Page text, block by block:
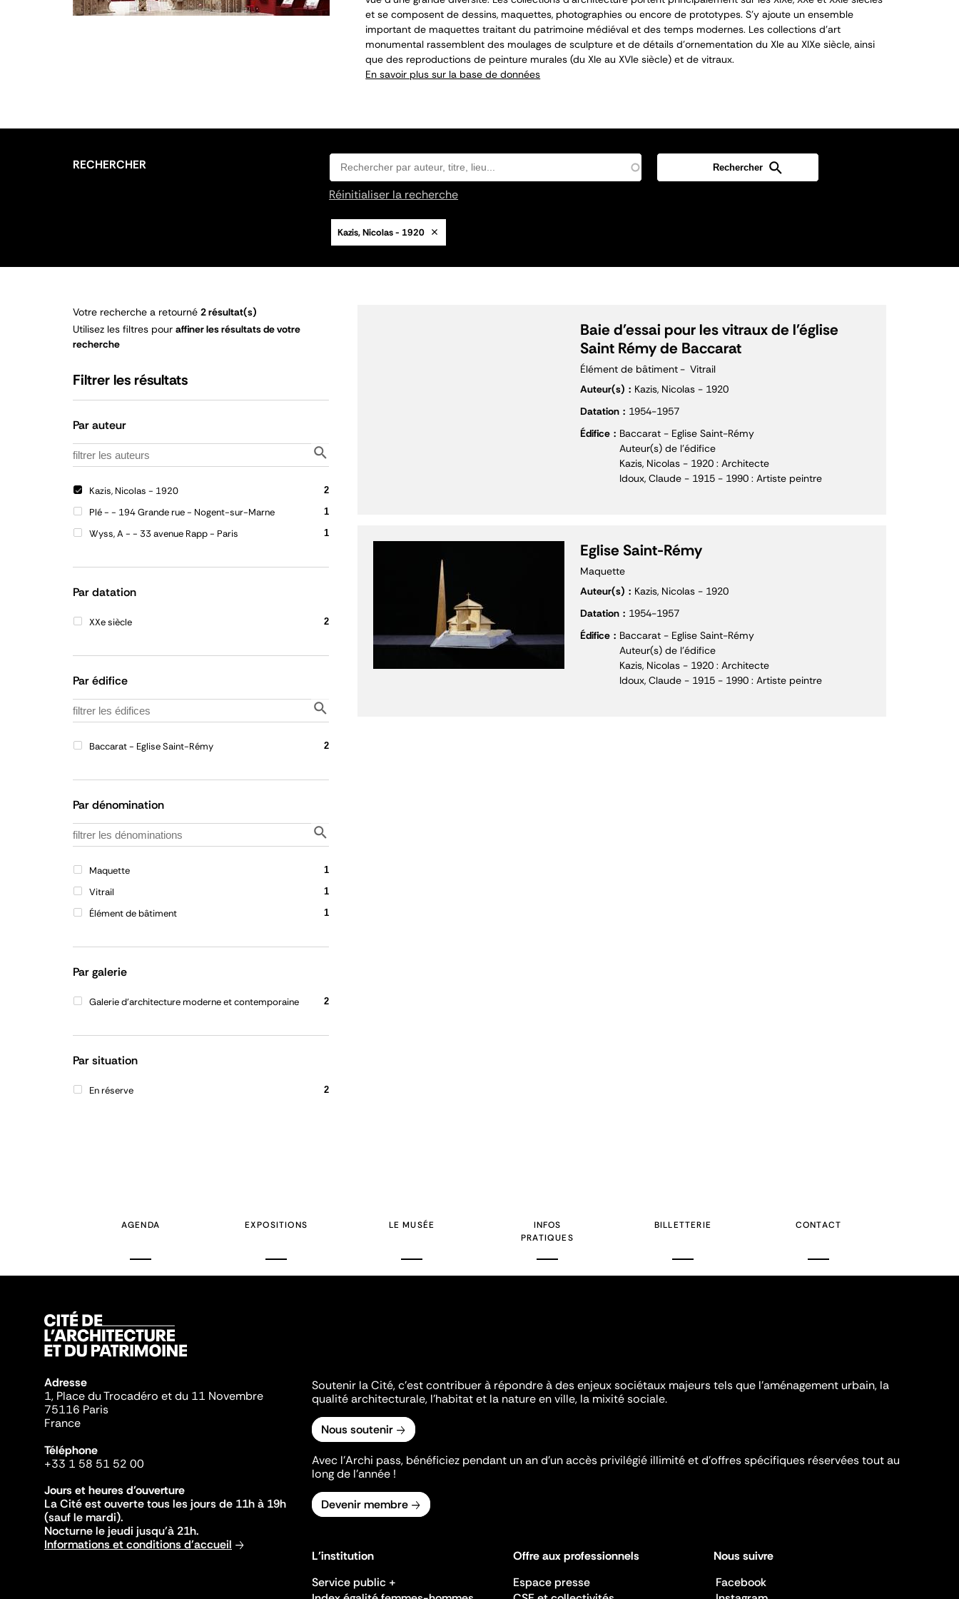
et se composent de dessins, maquettes, photographies ou encore de prototypes. S’y ajoute un ensemble
important de maquettes traitant du patrimoine médiéval et des temps modernes. Les collections d’art
monumental rassemblent des moulages de sculpture et de détails d’ornementation du XIe au XIXe siècle, ainsi
que des reproductions de peinture murales (du XIe au XVIe siècle) et de vitraux.
En savoir plus sur la base de données
RECHERCHER
Réinitialiser la recherche
Kazis, Nicolas - 1920
Votre recherche a retourné 2 résultat(s)
Utilisez les filtres pour affiner les résultats de votre
recherche
Filtrer les résultats
Par auteur
Kazis, Nicolas - 1920 2
Plé - - 194 Grande rue - Nogent-sur-Marne 1
Wyss, A - - 33 avenue Rapp - Paris 1
Par datation
XXe siècle 2
Par édifice
Baccarat - Eglise Saint-Rémy 2
Par dénomination
Maquette 1
Vitrail 1
Élément de bâtiment 1
Par galerie
Galerie d'architecture moderne et contemporaine 2
Par situation
En réserve 2
Baie d'essai pour les vitraux de l'église
Saint Rémy de Baccarat
Élément de bâtiment
Vitrail
Auteur(s)
Kazis, Nicolas - 1920
Datation
1954-1957
Édifice
Baccarat - Eglise Saint-Rémy
Auteur(s) de l'édifice
Kazis, Nicolas - 1920 : Architecte
Idoux, Claude - 1915 - 1990 : Artiste peintre
Eglise Saint-Rémy
Maquette
Auteur(s)
Kazis, Nicolas - 1920
Datation
1954-1957
Édifice
Baccarat - Eglise Saint-Rémy
Auteur(s) de l'édifice
Kazis, Nicolas - 1920 : Architecte
Idoux, Claude - 1915 - 1990 : Artiste peintre
AGENDA EXPOSITIONS LE MUSÉE
INFOS
PRATIQUES
BILLETTERIE CONTACT
Adresse
1, Place du Trocadéro et du 11 Novembre
75116 Paris
France
Téléphone
+33 1 58 51 52 00
Jours et heures d'ouverture
La Cité est ouverte tous les jours de 11h à 19h
(sauf le mardi).
Nocturne le jeudi jusqu'à 21h.
Informations et conditions d'accueil
Soutenir la Cité, c'est contribuer à répondre à des enjeux sociétaux majeurs tels que l'aménagement urbain, la
qualité architecturale, l'habitat et la nature en ville, la mixité sociale.
Nous soutenir
Avec l’Archi pass, bénéficiez pendant un an d’un accès privilégié illimité et d’offres spécifiques réservées tout au
long de l’année !
Devenir membre
L'institution
Service public +
Offre aux professionnels
Espace presse
Nous suivre
Facebook